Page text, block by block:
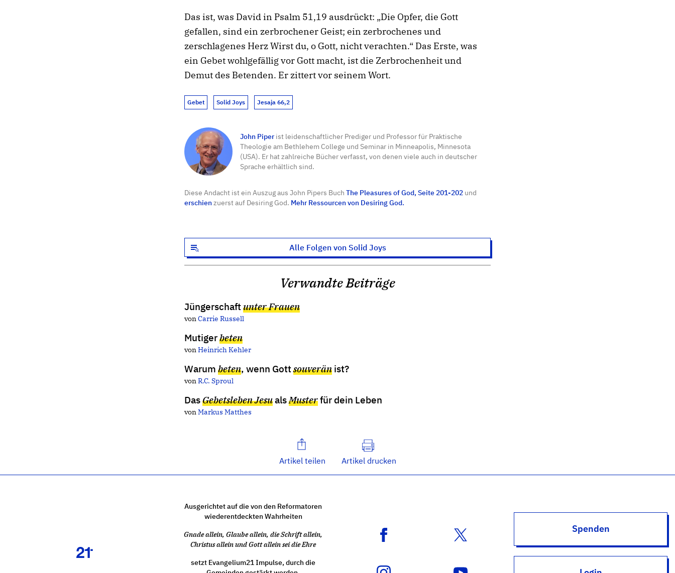
Das ist, was David in Psalm 51,19 ausdrückt: „Die Opfer, die Gott
gefallen, sind ein zerbrochener Geist; ein zerbrochenes und
zerschlagenes Herz Wirst du, o Gott, nicht verachten.“ Das Erste, was
ein Gebet wohlgefällig vor Gott macht, ist die Zerbrochenheit und
Demut des Betenden. Er zittert vor seinem Wort.
Gebet Solid Joys Jesaja 66,2
John Piperist leidenschaftlicher Prediger und Professor für Praktische
Theologie am Bethlehem College und Seminar in Minneapolis, Minnesota
(USA). Er hat zahlreiche Bücher verfasst, von denen viele auch in deutscher
Sprache erhältlich sind.
Diese Andacht ist ein Auszug aus John Pipers Buch The Pleasures of God, Seite 201-202 und
erschienzuerst auf Desiring God. Mehr Ressourcen von Desiring God.
Alle Folgen von Solid Joys
Verwandte Beiträge
Jüngerschaftunter Frauen
vonCarrie Russell
Mutigerbeten
vonHeinrich Kehler
Warum beten, wenn Gottsouverän ist?
vonR.C. Sproul
DasGebetsleben JesualsMusterfür dein Leben
vonMarkus Matthes
Artikel teilen Artikel drucken
Ausgerichtet auf die von den Reformatoren
wiederentdeckten Wahrheiten
Gnade allein, Glaube allein, die Schrift allein,
Christus allein und Gott allein sei die Ehre
setzt Evangelium21 Impulse, durch die
Spenden